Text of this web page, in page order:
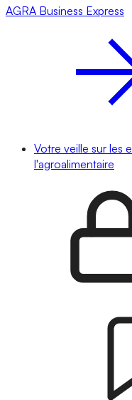
AGRA Business Express
Votre veille sur les
l'agroalimentaire